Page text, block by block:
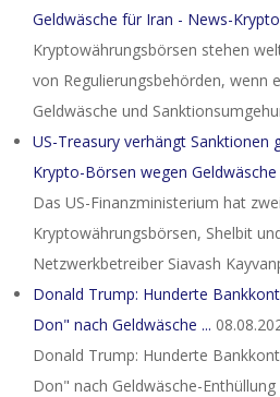
Geldwäsche für Iran - News-
Kryptowährungsbörsen stehen
von Regulierungsbehörden, wenn
Geldwäsche und
US-Treasury verhängt Sanktionen
Krypto-Börsen wegen Geldwäsche
Das US-Finanzministerium hat
Kryptowährungsbörsen, Shelbit
Netzwerkbetreiber Siavash
Donald Trump: Hunderte
Don" nach Geldwäsche ...
Donald Trump: Hunderte
Don" nach Geldwäsche-